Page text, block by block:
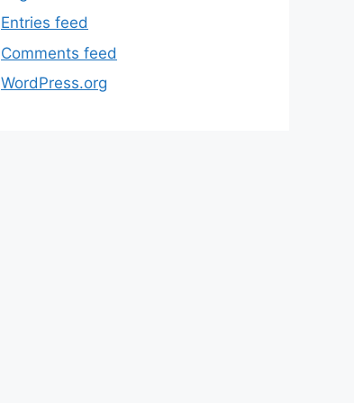
Entries feed
Comments feed
WordPress.org